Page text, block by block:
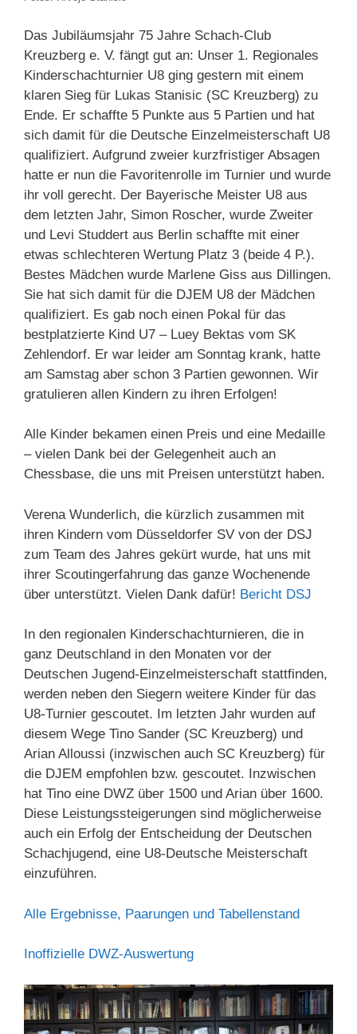
Das Jubiläumsjahr 75 Jahre Schach-Club
Kreuzberg e. V. fängt gut an: Unser 1. Regionales
Kinderschachturnier U8 ging gestern mit einem
klaren Sieg für Lukas Stanisic (SC Kreuzberg) zu
Ende. Er schaffte 5 Punkte aus 5 Partien und hat
sich damit für die Deutsche Einzelmeisterschaft U8
qualifiziert. Aufgrund zweier kurzfristiger Absagen
hatte er nun die Favoritenrolle im Turnier und wurde
ihr voll gerecht. Der Bayerische Meister U8 aus
dem letzten Jahr, Simon Roscher, wurde Zweiter
und Levi Studdert aus Berlin schaffte mit einer
etwas schlechteren Wertung Platz 3 (beide 4 P.).
Bestes Mädchen wurde Marlene Giss aus Dillingen.
Sie hat sich damit für die DJEM U8 der Mädchen
qualifiziert. Es gab noch einen Pokal für das
bestplatzierte Kind U7 – Luey Bektas vom SK
Zehlendorf. Er war leider am Sonntag krank, hatte
am Samstag aber schon 3 Partien gewonnen. Wir
gratulieren allen Kindern zu ihren Erfolgen!
Alle Kinder bekamen einen Preis und eine Medaille
– vielen Dank bei der Gelegenheit auch an
Chessbase, die uns mit Preisen unterstützt haben.
Verena Wunderlich, die kürzlich zusammen mit
ihren Kindern vom Düsseldorfer SV von der DSJ
zum Team des Jahres gekürt wurde, hat uns mit
ihrer Scoutingerfahrung das ganze Wochenende
über unterstützt. Vielen Dank dafür! Bericht DSJ
In den regionalen Kinderschachturnieren, die in
ganz Deutschland in den Monaten vor der
Deutschen Jugend-Einzelmeisterschaft stattfinden,
werden neben den Siegern weitere Kinder für das
U8-Turnier gescoutet. Im letzten Jahr wurden auf
diesem Wege Tino Sander (SC Kreuzberg) und
Arian Alloussi (inzwischen auch SC Kreuzberg) für
die DJEM empfohlen bzw. gescoutet. Inzwischen
hat Tino eine DWZ über 1500 und Arian über 1600.
Diese Leistungssteigerungen sind möglicherweise
auch ein Erfolg der Entscheidung der Deutschen
Schachjugend, eine U8-Deutsche Meisterschaft
einzuführen.
Alle Ergebnisse, Paarungen und Tabellenstand
Inoffizielle DWZ-Auswertung